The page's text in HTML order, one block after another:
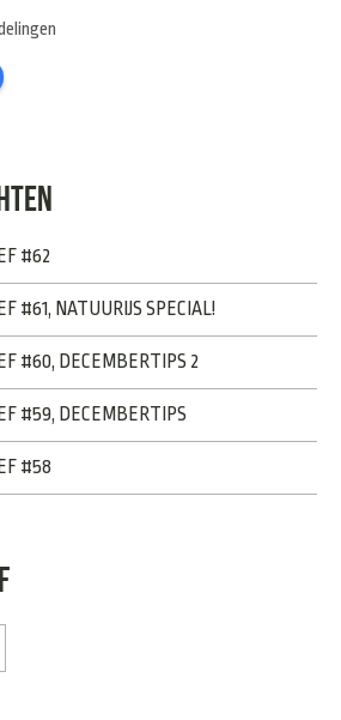
#62
#61, NATUURIJS SPECIAL!
#60, DECEMBERTIPS 2
#59, DECEMBERTIPS
#58